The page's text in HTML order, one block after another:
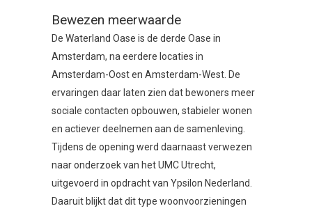
Bewezen meerwaarde
De Waterland Oase is de derde Oase in
Amsterdam, na eerdere locaties in
Amsterdam-Oost en Amsterdam-West. De
ervaringen daar laten zien dat bewoners meer
sociale contacten opbouwen, stabieler wonen
en actiever deelnemen aan de samenleving.
Tijdens de opening werd daarnaast verwezen
naar onderzoek van het UMC Utrecht,
uitgevoerd in opdracht van Ypsilon Nederland.
Daaruit blijkt dat dit type woonvoorzieningen